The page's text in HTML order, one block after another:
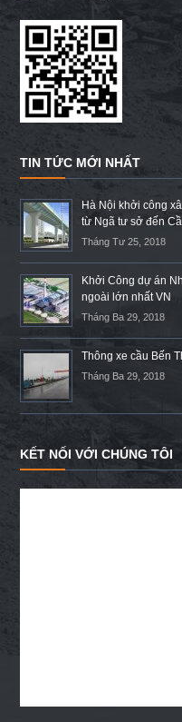
TIN TỨC MỚI NHẤT
Hà Nội khởi công
từ Ngã tư sở đến
Tháng Tư 25, 2018
Khởi Công dự án
ngoài lớn nhất VN
Tháng Ba 29, 2018
Thông xe cầu Bến
Tháng Ba 29, 2018
KẾT NỐI VỚI CHÚNG TÔI